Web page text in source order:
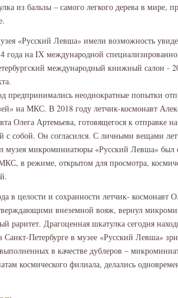
из бальзы – самого легкого дерева в мире,
«Русский Левша» имели возможность
года на IX международной
международный книжный салон -
предпринимались неоднократные попытки
на МКС. В 2018 году летчик-космонавт
Олега Артемьева, готовящегося к отправке
с собой. Он согласился. С личными вещами
музея микроминиатюры «Русский Левша» был
в режиме, открытом для просмотра,
в целости и сохранности летчик- космонавт
внеземной вояж, вернул
раритет. Драгоценная шкатулка сегодня
Петербурге в музее «Русский Левша»
в качестве дублеров –
космического филиала, делались